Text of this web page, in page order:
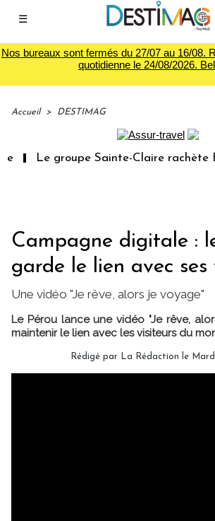
☰
Nos bureaux sont fermés du 27/07 au 16/08.
quotidienne le 24/08/2026.
Accueil > DESTIMAG
Le groupe Sainte-Claire rachète
Campagne digitale :
garde le lien avec ses
Une vidéo "Je rêve, alors je voyage"
Le Pérou lance une vidéo "Je rêve,
maintenir le lien avec les visiteurs du
Rédigé par La Rédaction le